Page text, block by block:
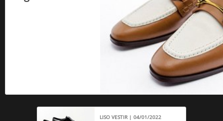
LISO VESTIR | 04/01/2022